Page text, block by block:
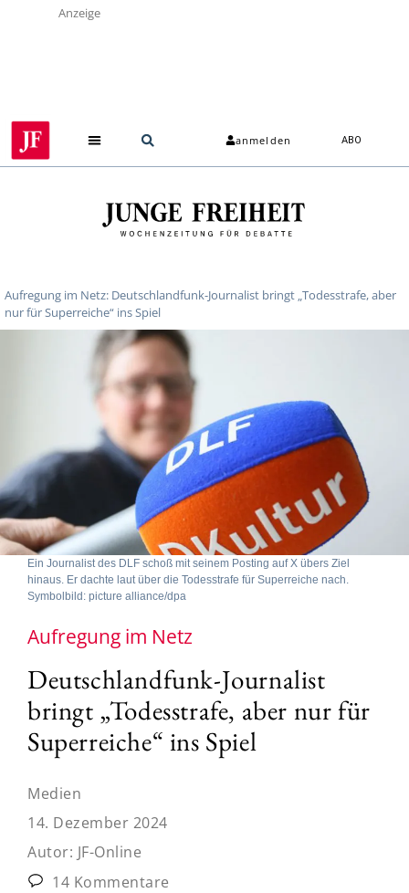
Anzeige
anmelden ABO
Aufregung im Netz: Deutschlandfunk-Journalist bringt „Todesstrafe, aber
nur für Superreiche“ ins Spiel
Ein Journalist des DLF schoß mit seinem Posting auf X übers Ziel
hinaus. Er dachte laut über die Todesstrafe für Superreiche nach.
Symbolbild: picture alliance/dpa
Aufregung im Netz
Deutschlandfunk-Journalist
bringt „Todesstrafe, aber nur für
Superreiche“ ins Spiel
Medien
14. Dezember 2024
Autor: JF-Online
14 Kommentare